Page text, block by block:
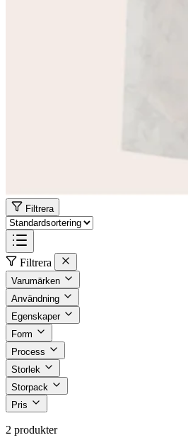
Filtrera
Filtrera
Varumärken
Användning
Egenskaper
Form
Process
Storlek
Storpack
Pris
2 produkter